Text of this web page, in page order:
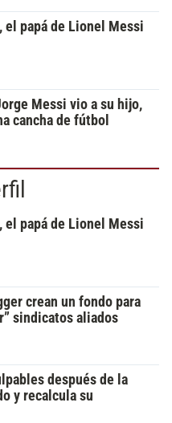
el papá de Lionel Messi
Messi vio a su hijo,
cancha de fútbol
el papá de Lionel Messi
crean un fondo para
sindicatos aliados
después de la
y recalcula su